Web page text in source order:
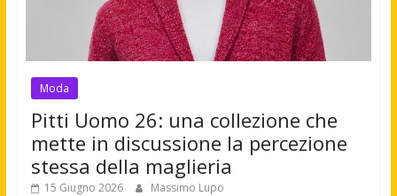
Moda
Pitti Uomo 26: una collezione che
mette in discussione la percezione
stessa della maglieria
15 Giugno 2026 Massimo Lupo